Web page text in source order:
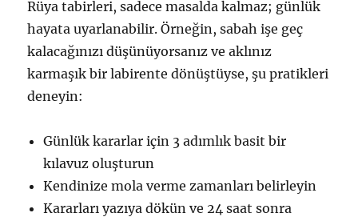
Rüya tabirleri, sadece masalda kalmaz; günlük
hayata uyarlanabilir. Örneğin, sabah işe geç
kalacağınızı düşünüyorsanız ve aklınız
karmaşık bir labirente dönüştüyse, şu pratikleri
deneyin:
Günlük kararlar için 3 adımlık basit bir
kılavuz oluşturun
Kendinize mola verme zamanları belirleyin
Kararları yazıya dökün ve 24 saat sonra